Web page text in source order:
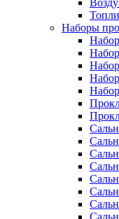
Наборы